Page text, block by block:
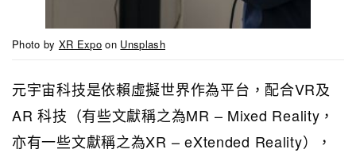
Photo by XR Expo on Unsplash
元宇宙科技是依賴虛擬世界作為平台，配合VR及
AR 科技（有些文獻稱之為MR – Mixed Reality，
亦有一些文獻稱之為XR – eXtended Reality），